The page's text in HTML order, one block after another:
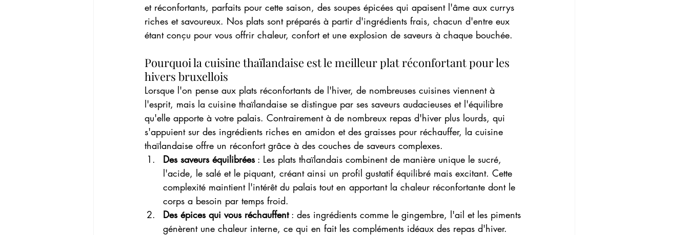
et réconfortants, parfaits pour cette saison, des soupes épicées qui apaisent l'âme aux currys
riches et savoureux. Nos plats sont préparés à partir d'ingrédients frais, chacun d'entre eux
étant conçu pour vous offrir chaleur, confort et une explosion de saveurs à chaque bouchée.
Pourquoi la cuisine thaïlandaise est le meilleur plat réconfortant pour les
hivers bruxellois
Lorsque l'on pense aux plats réconfortants de l'hiver, de nombreuses cuisines viennent à
l'esprit, mais la cuisine thaïlandaise se distingue par ses saveurs audacieuses et l'équilibre
qu'elle apporte à votre palais. Contrairement à de nombreux repas d'hiver plus lourds, qui
s'appuient sur des ingrédients riches en amidon et des graisses pour réchauffer, la cuisine
thaïlandaise offre un réconfort grâce à des couches de saveurs complexes.
Des saveurs équilibrées : Les plats thaïlandais combinent de manière unique le sucré,
l'acide, le salé et le piquant, créant ainsi un profil gustatif équilibré mais excitant. Cette
complexité maintient l'intérêt du palais tout en apportant la chaleur réconfortante dont le
corps a besoin par temps froid.
Des épices qui vous réchauffent : des ingrédients comme le gingembre, l'ail et les piments
génèrent une chaleur interne, ce qui en fait les compléments idéaux des repas d'hiver.